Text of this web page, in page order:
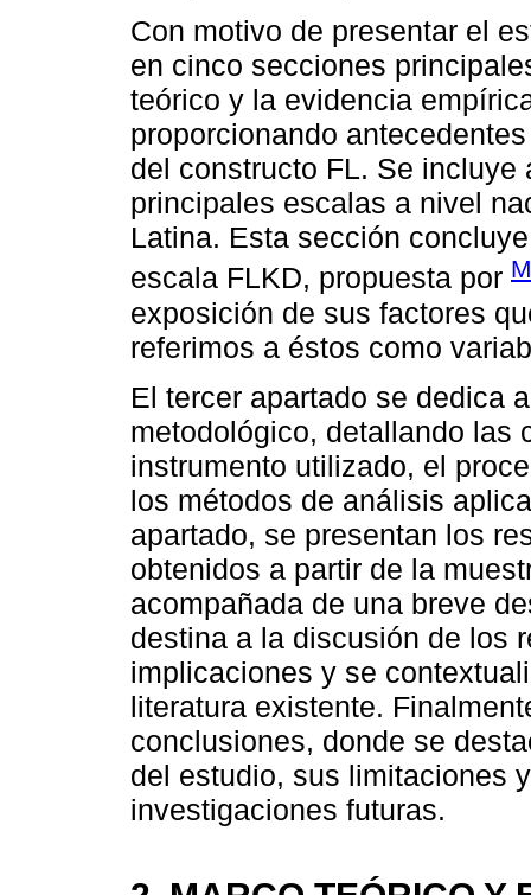
Con motivo de presentar el
en cinco secciones
teórico y la evidencia
proporcionando
del constructo FL. Se
principales escalas a nivel
Latina. Esta sección
escala FLKD, propuesta por
exposición de sus factores
referimos a éstos como
El tercer apartado se dedica
metodológico, detallando las
instrumento utilizado, el
los métodos de análisis
apartado, se presentan los
obtenidos a partir de la
acompañada de una breve
destina a la discusión de los
implicaciones y se
literatura existente.
conclusiones, donde se
del estudio, sus limitaciones
investigaciones futuras.